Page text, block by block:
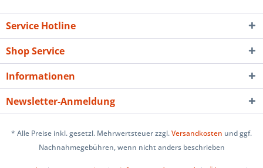
Service Hotline
Shop Service
Informationen
Newsletter-Anmeldung
* Alle Preise inkl. gesetzl. Mehrwertsteuer zzgl.Versandkosten und ggf.
Nachnahmegebühren, wenn nicht anders beschrieben